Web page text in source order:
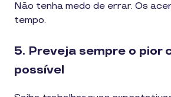
Não tenha medo de errar. Os
tempo.
5. Preveja sempre o pior
possível